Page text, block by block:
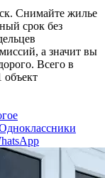
Снимайте жилье
срок без
а значит вы
Всего в
объект